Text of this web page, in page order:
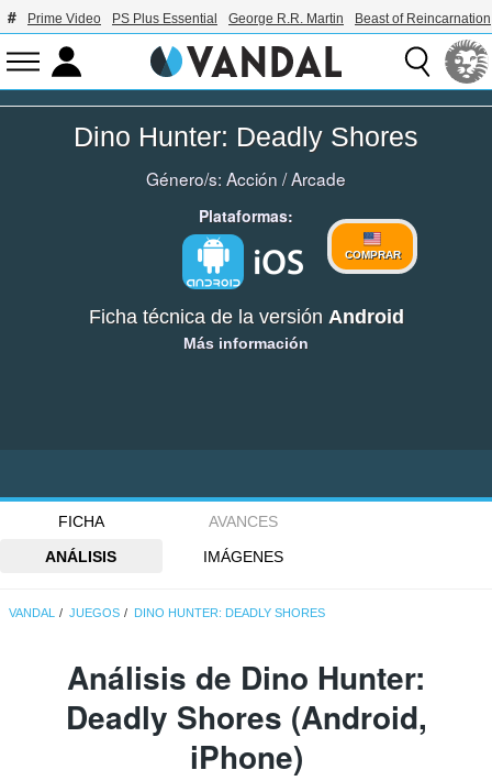
Prime Video PS Plus Essential George R.R. Martin Beast of Reincarnation
Dino Hunter: Deadly Shores
Género/s: Acción /Arcade
Plataformas:
COMPRAR
Ficha técnica de la versión Android
Más información
FICHA
AVANCES
ANÁLISIS
IMÁGENES
VANDAL JUEGOS DINO HUNTER: DEADLY SHORES
Análisis de Dino Hunter:
Deadly Shores (Android,
iPhone)